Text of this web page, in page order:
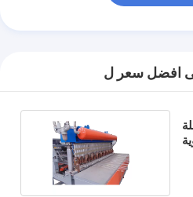
افضل سعر ل